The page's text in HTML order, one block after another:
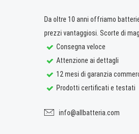
Da oltre 10 anni offriamo
prezzi vantaggiosi. Scorte di
Consegna veloce
Attenzione ai dettagli
12 mesi di garanzia
Prodotti certificati e testati
info@allbatteria.com